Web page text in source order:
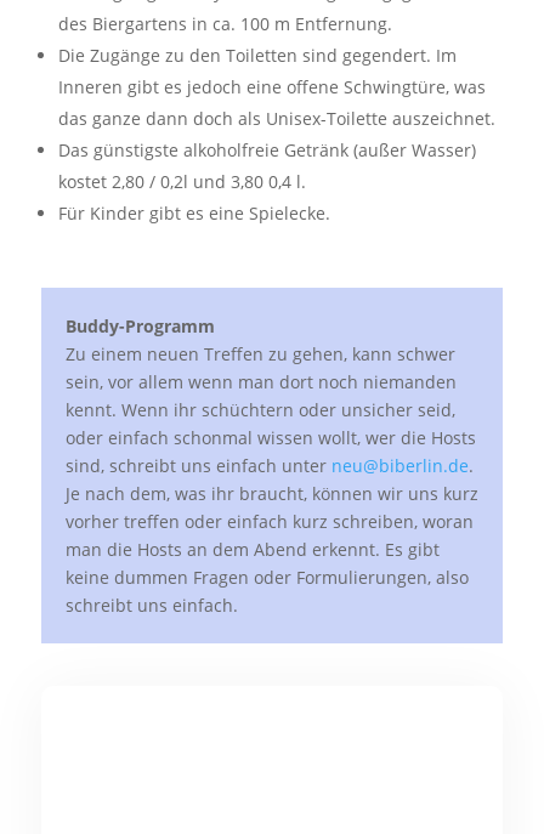
des Biergartens in ca. 100 m Entfernung.
Die Zugänge zu den Toiletten sind gegendert. Im
Inneren gibt es jedoch eine offene Schwingtüre, was
das ganze dann doch als Unisex-Toilette auszeichnet.
Das günstigste alkoholfreie Getränk (außer Wasser)
kostet 2,80 / 0,2l und 3,80 0,4 l.
Für Kinder gibt es eine Spielecke.
Buddy-Programm
Zu einem neuen Treffen zu gehen, kann schwer
sein, vor allem wenn man dort noch niemanden
kennt. Wenn ihr schüchtern oder unsicher seid,
oder einfach schonmal wissen wollt, wer die Hosts
sind, schreibt uns einfach unter neu@biberlin.de.
Je nach dem, was ihr braucht, können wir uns kurz
vorher treffen oder einfach kurz schreiben, woran
man die Hosts an dem Abend erkennt. Es gibt
keine dummen Fragen oder Formulierungen, also
schreibt uns einfach.